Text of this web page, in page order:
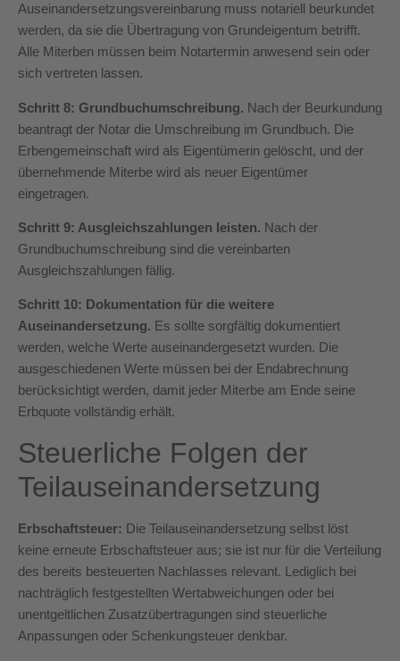
Auseinandersetzungsvereinbarung muss notariell beurkundet
werden, da sie die Übertragung von Grundeigentum betrifft.
Alle Miterben müssen beim Notartermin anwesend sein oder
sich vertreten lassen.
Schritt 8: Grundbuchumschreibung. Nach der Beurkundung
beantragt der Notar die Umschreibung im Grundbuch. Die
Erbengemeinschaft wird als Eigentümerin gelöscht, und der
übernehmende Miterbe wird als neuer Eigentümer
eingetragen.
Schritt 9: Ausgleichszahlungen leisten. Nach der
Grundbuchumschreibung sind die vereinbarten
Ausgleichszahlungen fällig.
Schritt 10: Dokumentation für die weitere
Auseinandersetzung. Es sollte sorgfältig dokumentiert
werden, welche Werte auseinandergesetzt wurden. Die
ausgeschiedenen Werte müssen bei der Endabrechnung
berücksichtigt werden, damit jeder Miterbe am Ende seine
Erbquote vollständig erhält.
Steuerliche Folgen der
Teilauseinandersetzung
Erbschaftsteuer: Die Teilauseinandersetzung selbst löst
keine erneute Erbschaftsteuer aus; sie ist nur für die Verteilung
des bereits besteuerten Nachlasses relevant. Lediglich bei
nachträglich festgestellten Wertabweichungen oder bei
unentgeltlichen Zusatzübertragungen sind steuerliche
Anpassungen oder Schenkungsteuer denkbar.